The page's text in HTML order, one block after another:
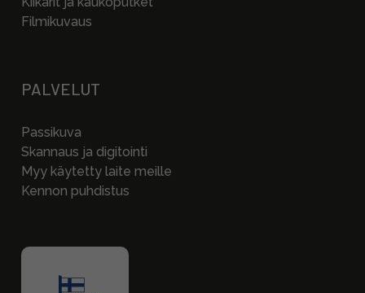
Filmikuvaus
PALVELUT
Passikuva
Skannaus ja digitointi
Myy käytetty laite meille
Kennon puhdistus